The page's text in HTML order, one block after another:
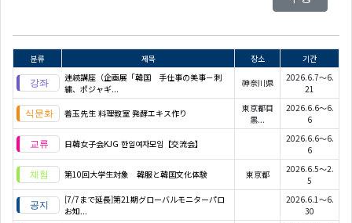
분류 제목 장소
기간
連続講座（企画展「韓国 手仕事の美事－刺
繍、ポジャギ...
神奈川県
2026.6.7～6.
21
善玉先生 料理教室 発酵エキス作り
東京都目
黒...
2026.6.6～6.
6
日韓女子会KJG 한일여자모임【交流会】
2026.6.6～6.
6
第10回大学生対象 韓服と韓国文化体験 東京都
2026.6.5～2.
5
[7/7まで延長]第21期グローバルモニターパロ
お知...
2026.6.1～6.
30